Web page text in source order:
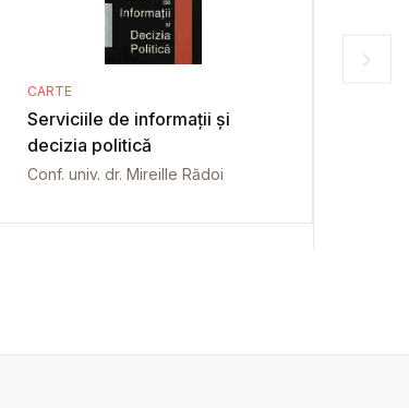
CARTE
Serviciile de informații și
decizia politică
Conf. univ. dr. Mireille Rădoi